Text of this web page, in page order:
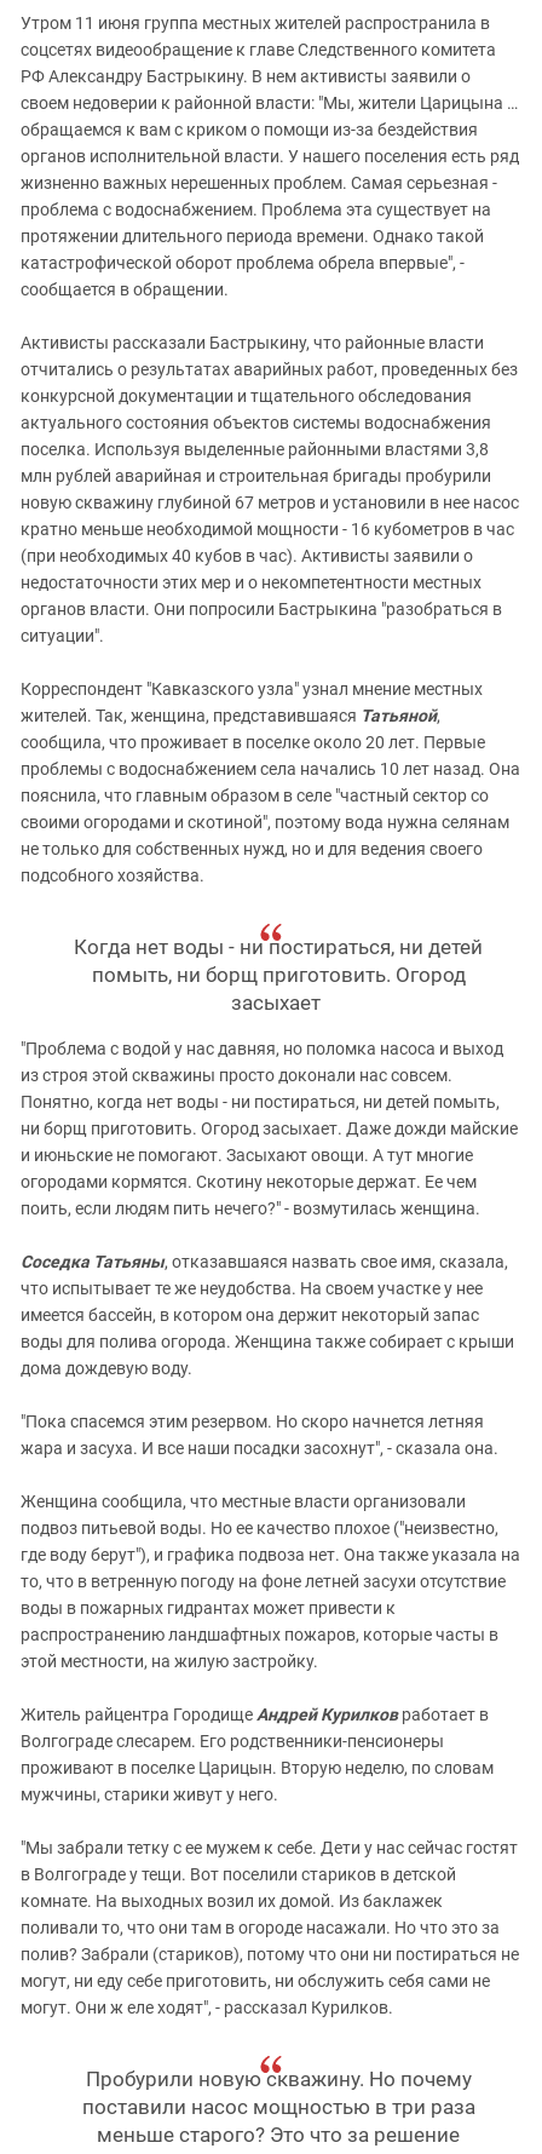
Утром 11 июня группа местных жителей распространила в
соцсетях видеообращение к главе Следственного комитета
РФ Александру Бастрыкину. В нем активисты заявили о
своем недоверии к районной власти: "Мы, жители Царицына …
обращаемся к вам с криком о помощи из-за бездействия
органов исполнительной власти. У нашего поселения есть ряд
жизненно важных нерешенных проблем. Самая серьезная -
проблема с водоснабжением. Проблема эта существует на
протяжении длительного периода времени. Однако такой
катастрофической оборот проблема обрела впервые", -
сообщается в обращении.
Активисты рассказали Бастрыкину, что районные власти
отчитались о результатах аварийных работ, проведенных без
конкурсной документации и тщательного обследования
актуального состояния объектов системы водоснабжения
поселка. Используя выделенные районными властями 3,8
млн рублей аварийная и строительная бригады пробурили
новую скважину глубиной 67 метров и установили в нее насос
кратно меньше необходимой мощности - 16 кубометров в час
(при необходимых 40 кубов в час). Активисты заявили о
недостаточности этих мер и о некомпетентности местных
органов власти. Они попросили Бастрыкина "разобраться в
ситуации".
Корреспондент "Кавказского узла" узнал мнение местных
жителей. Так, женщина, представившаяся Татьяной,
сообщила, что проживает в поселке около 20 лет. Первые
проблемы с водоснабжением села начались 10 лет назад. Она
пояснила, что главным образом в селе "частный сектор со
своими огородами и скотиной", поэтому вода нужна селянам
не только для собственных нужд, но и для ведения своего
подсобного хозяйства.
Когда нет воды - ни постираться, ни детей
помыть, ни борщ приготовить. Огород
засыхает
"Проблема с водой у нас давняя, но поломка насоса и выход
из строя этой скважины просто доконали нас совсем.
Понятно, когда нет воды - ни постираться, ни детей помыть,
ни борщ приготовить. Огород засыхает. Даже дожди майские
и июньские не помогают. Засыхают овощи. А тут многие
огородами кормятся. Скотину некоторые держат. Ее чем
поить, если людям пить нечего?" - возмутилась женщина.
Соседка Татьяны, отказавшаяся назвать свое имя, сказала,
что испытывает те же неудобства. На своем участке у нее
имеется бассейн, в котором она держит некоторый запас
воды для полива огорода. Женщина также собирает с крыши
дома дождевую воду.
"Пока спасемся этим резервом. Но скоро начнется летняя
жара и засуха. И все наши посадки засохнут", - сказала она.
Женщина сообщила, что местные власти организовали
подвоз питьевой воды. Но ее качество плохое ("неизвестно,
где воду берут"), и графика подвоза нет. Она также указала на
то, что в ветренную погоду на фоне летней засухи отсутствие
воды в пожарных гидрантах может привести к
распространению ландшафтных пожаров, которые часты в
этой местности, на жилую застройку.
Житель райцентра Городище Андрей Курилковработает в
Волгограде слесарем. Его родственники-пенсионеры
проживают в поселке Царицын. Вторую неделю, по словам
мужчины, старики живут у него.
"Мы забрали тетку с ее мужем к себе. Дети у нас сейчас гостят
в Волгограде у тещи. Вот поселили стариков в детской
комнате. На выходных возил их домой. Из баклажек
поливали то, что они там в огороде насажали. Но что это за
полив? Забрали (стариков), потому что они ни постираться не
могут, ни еду себе приготовить, ни обслужить себя сами не
могут. Они ж еле ходят", - рассказал Курилков.
Пробурили новую скважину. Но почему
поставили насос мощностью в три раза
меньше старого? Это что за решение